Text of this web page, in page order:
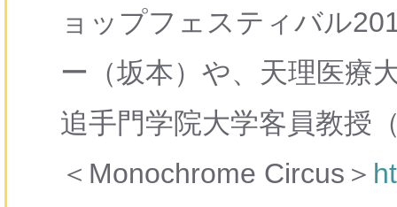
ョップフェスティバル
ー（坂本）や、天理医療
追手門学院大学客員教授
＜Monochrome Circus＞